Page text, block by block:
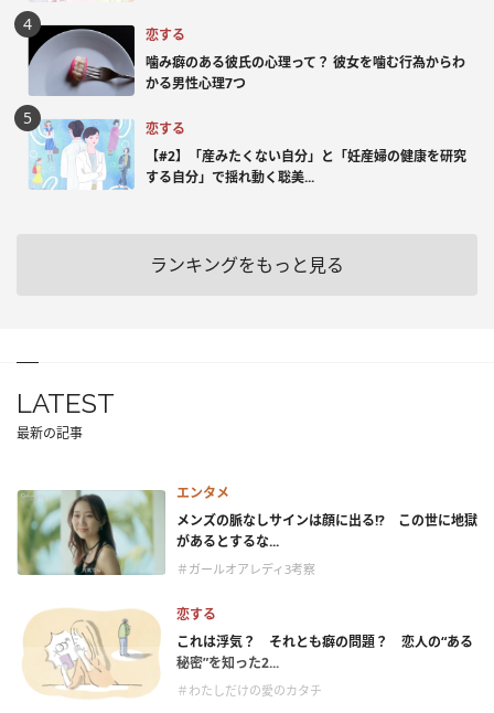
恋する
噛み癖のある彼氏の心理って？ 彼女を噛む行為からわ
かる男性心理7つ
恋する
【#2】「産みたくない自分」と「妊産婦の健康を研究
する自分」で揺れ動く聡美...
ランキングをもっと見る
LATEST
最新の記事
エンタメ
メンズの脈なしサインは顔に出る!? この世に地獄
があるとするな...
＃ガールオアレディ3考察
恋する
これは浮気？ それとも癖の問題？ 恋人の“ある
秘密”を知った2...
＃わたしだけの愛のカタチ